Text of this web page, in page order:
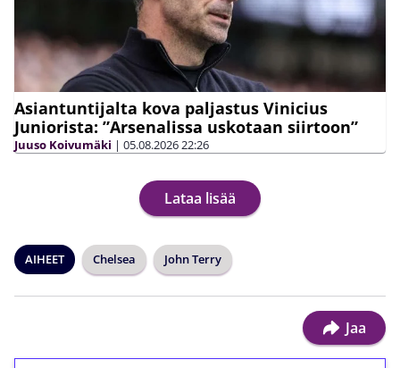
Asiantuntijalta kova paljastus Vinicius
Juniorista: ”Arsenalissa uskotaan siirtoon”
Juuso Koivumäki | 05.08.202622:26
Lataa lisää
AIHEET Chelsea John Terry
Jaa